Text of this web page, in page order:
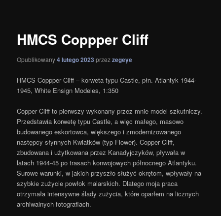
HMCS Coppper Cliff
Opublikowany4 lutego 2023 przezzegeye
HMCS Coppper Cliff – korweta typu Castle, płn. Atlantyk 1944-
1945, White Ensign Modeles, 1:350
Copper Cliff to pierwszy wykonany przez mnie model szkutniczy.
Przedstawia korwetę typu Castle, a więc małego, masowo
budowanego eskortowca, większego i zmodernizowanego
następcy słynnych Kwiatków (typ Flower). Copper Cliff,
zbudowana i użytkowana przez Kanadyjczyków, pływała w
latach 1944-45 po trasach konwojowych północnego Atlantyku.
Surowe warunki, w jakich przyszło służyć okrętom, wpływały na
szybkie zużycie powłok malarskich. Dlatego moja praca
otrzymała intensywne ślady zużycia, które oparłem na licznych
archiwalnych fotografiach.